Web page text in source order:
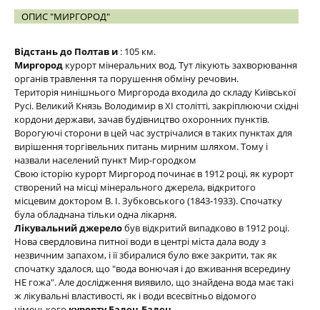
ОПИС "МИРГОРОД"
Відстань до Полтав и : 105 км.
Миргород курорт мінеральних вод. Тут лікують захворювання
органів травлення та порушення обміну речовин.
Територія нинішнього Миргорода входила до складу Київської
Русі. Великий Князь Володимир в XI столітті, закріплюючи східні
кордони держави, зачав будівництво охоронних пунктів.
Ворогуючі сторони в цей час зустрічалися в таких пунктах для
вирішення торгівельних питань мирним шляхом. Тому і
назвали населений пункт Мир-городком
Свою історію курорт Миргород починає в 1912 році, як курорт
створений на місці мінерального джерела, відкритого
місцевим доктором В. І. Зубковського (1843-1933). Спочатку
була обладнана тільки одна лікарня.
Лікувальний джерелобув відкритий випадково в 1912 році.
Нова свердловина питної води в центрі міста дала воду з
незвичним запахом, і її збиралися було вже закрити, так як
спочатку здалося, що "вода вонючая і до вживання всередину
НЕ гожа". Але дослідження виявило, що знайдена вода має такі
ж лікувальні властивості, як і води всесвітньо відомого